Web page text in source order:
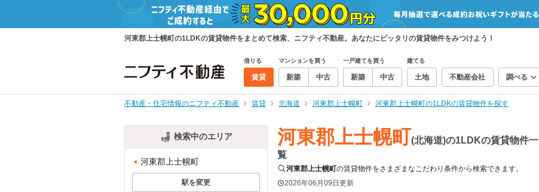
河東郡上士幌町の1LDKの賃貸物件をまとめて検索、ニフティ不動産。あなたにピッタリの賃貸物件をみつけよう！
借りる
賃貸
マンションを買う
新築 中古
一戸建てを買う
新築 中古
建てる
土地 不動産会社 調べる
不動産・住宅情報のニフティ不動産 賃貸 北海道 河東郡上士幌町 河東郡上士幌町の1LDKの賃貸物件を探す
検索中のエリア
河東郡上士幌町
駅を変更
河東郡上士幌町(北海道)の1LDKの賃貸物件一
覧
河東郡上士幌町の賃貸物件をさまざまなこだわり条件から検索できます。
2026年06月09日更新